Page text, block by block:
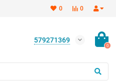
0
0
579271369
0